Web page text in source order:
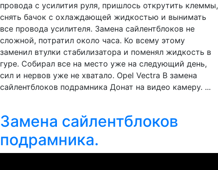
провода с усилития руля, пришлось открутить клеммы,
снять бачок с охлаждающей жидкостью и вынимать
все провода усилителя. Замена сайлентблоков не
сложной, потратил около часа. Ко всему этому
заменил втулки стабилизатора и поменял жидкость в
гуре. Собирал все на место уже на следующий день,
сил и нервов уже не хватало. Opel Vectra B замена
сайлентблоков подрамника Донат на видео камеру. ...
Замена сайлентблоков
подрамника.